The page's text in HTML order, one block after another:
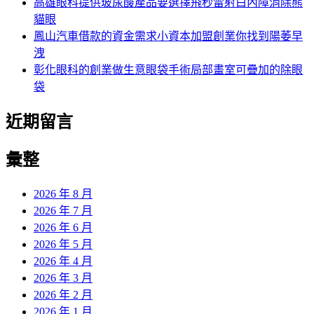
貓眼
鳳山汽車借款的資金需求小資本加盟創業你找到陽萎早
洩
彰化眼科的創業做生意眼袋手術局部畫室可疊加的除眼
袋
近期留言
彙整
2026 年 8 月
2026 年 7 月
2026 年 6 月
2026 年 5 月
2026 年 4 月
2026 年 3 月
2026 年 2 月